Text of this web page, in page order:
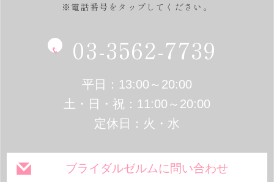
※電話番号をタップしてください。
03-3562-7739
平日：13:00～20:00
土・日・祝：11:00～20:00
定休日：火・水
ブライダルゼルムに問い合わせ